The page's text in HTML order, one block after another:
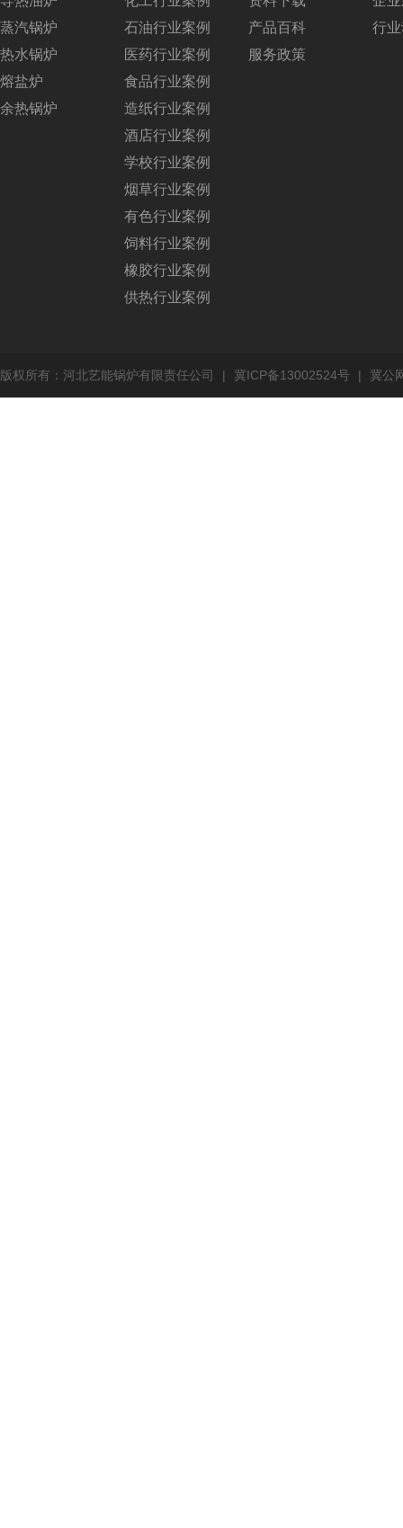
蒸汽锅炉
热水锅炉
熔盐炉
余热锅炉
石油行业案例
医药行业案例
食品行业案例
造纸行业案例
酒店行业案例
学校行业案例
烟草行业案例
有色行业案例
饲料行业案例
橡胶行业案例
供热行业案例
产品百科
服务政策
行
版权所有：河北艺能锅炉有限责任公司 | 冀ICP备13002524号 | 冀公